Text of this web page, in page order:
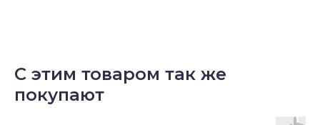
С этим товаром так же
покупают